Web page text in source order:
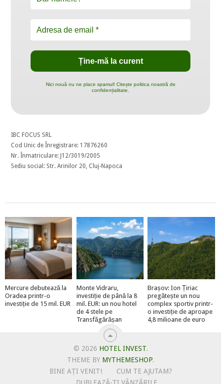
Nici nouă nu ne place spamul! Citește politica noastră de
confidențialitate.
IBC FOCUS SRL
Cod Unic de Înregistrare: 17876260
Nr. Înmatriculare: J12/3019/2005
Sediu social: Str. Arinilor 20, Cluj-Napoca
Mercure debutează la
Oradea printr-o
investiție de 15 mil. EUR
Monte Vidraru,
investiție de până la 8
mil. EUR: un nou hotel
de 4 stele pe
Transfăgărășan
Brașov: Ion Țiriac
pregătește un nou
complex sportiv printr-
o investiție de aproape
4,8 milioane de euro
© 2026 HOTEL INVEST.
THEME BY MYTHEMESHOP.
BINE AȚI VENIT!
CUM TE AJUTAM?